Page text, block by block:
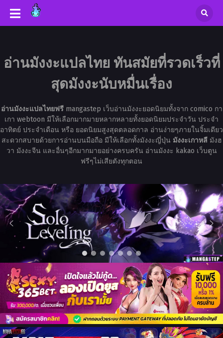
อ่านมังงะแปลไทย ทันสมัยที่รวดเร็วที่
สุดมังงะนับหมื่นเรื่อง
อ่านมังงะแปลไทยฟรีmangastep เว็บอ่านมังงะยอดนิยมทั้งจาก comico กา
เกา webtoon มีให้เลือกมากมายหลากหลายทั้งยอดนิยมประจำวัน ประจำ
อาทิตย์ ประจำเดือน หรือ ยอดนิยมสูงสุดตลอดกาล อ่านง่ายๆภายในจิ้มเดียว
สะดวกสบายด้วยการอ่านบนมือถือ มีให้เลือกทั้งมังงะญี่ปุ่น มังงะเกาหลีมังฮ
วา มังงะจีน และอื่นๆอีกมากมายอย่างครบครัน อ่านมังงะ kakao เว็บตูน
ฟรีๆไม่เสียตังทุกตอน